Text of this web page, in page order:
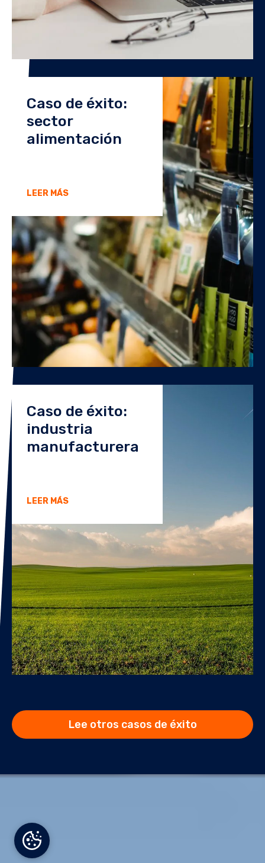
Caso de éxito:
sector
alimentación
LEER MÁS
Caso de éxito:
industria
manufacturera
LEER MÁS
Lee otros casos de éxito